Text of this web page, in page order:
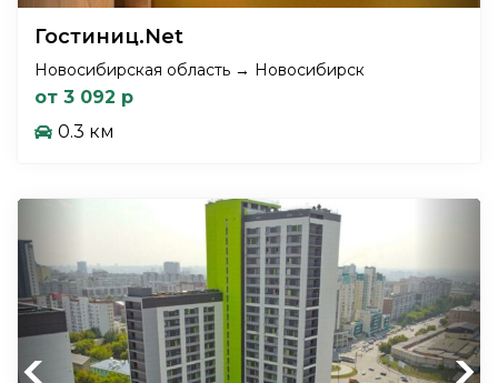
Гостиниц.Net
Новосибирская область → Новосибирск
от 3 092 р
0.3 км
Previous Next